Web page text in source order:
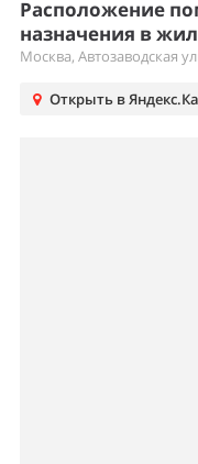
Расположение
назначения в
Москва, Автозаводская
Открыть в